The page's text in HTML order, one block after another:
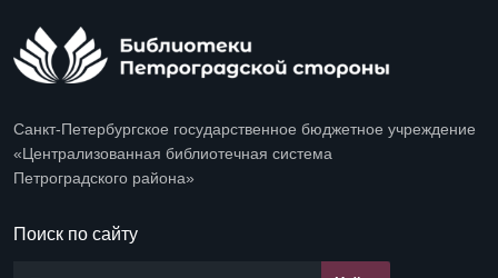
Санкт-Петербургское государственное бюджетное учреждение
«Централизованная библиотечная система
Петроградского района»
Поиск по сайту